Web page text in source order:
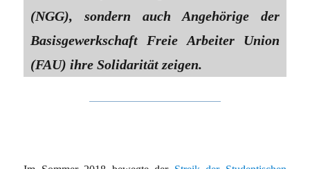
(NGG), sondern auch Angehörige der
Basisgewerkschaft Freie Arbeiter Union
(FAU) ihre Solidarität zeigen.